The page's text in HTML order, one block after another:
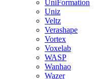
UniFormation
Uniz
Veltz
Verashape
Vortex
Voxelab
WASP
Wanhao
Wazer